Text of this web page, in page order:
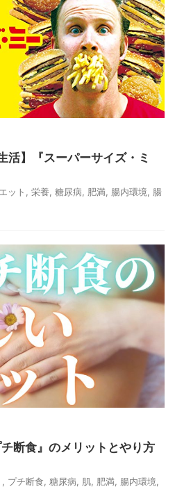
活】『スーパーサイズ・ミ
ット 栄養 糖尿病 肥満 腸内環境
腸
断食』のメリットとやり方
プチ断食 糖尿病 肌 肥満 腸内環境